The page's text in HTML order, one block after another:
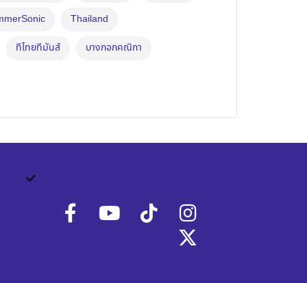
Thailand
ทีไทยทีมันส์ บางกอกคณิกา